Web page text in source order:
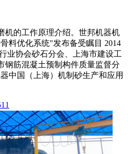
机的工作原理介绍。世邦机器机
料优化系统"发布备受瞩目 2014
业协会砂石分会、上海市建设工
钢筋混凝土预制构件质量监督分
中国（上海）机制砂生产和应用